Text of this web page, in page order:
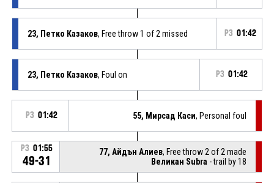
23, Петко Казаков, Free throw 1 of 2 missed P3 01:42
23, Петко Казаков, Foul on P3 01:42
P3 01:42 55, Мирсад Каси, Personal foul
P3 01:55
49-31
77, Айдън Алиев, Free throw 2 of 2 made
Великан Subra - trail by 18